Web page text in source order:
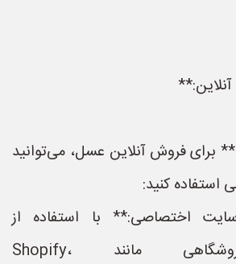
برای فروش آنلاین عسل، می‌توانید
استفاده کنید:
اختصاصی:** با استفاده از
پلتفرم‌های فروشگاهی مانند Shopify،